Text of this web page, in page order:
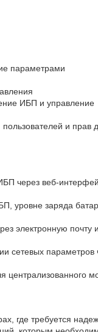
параметрами
ИБП и управление
и прав
через веб-
уровне заряда
электронную почту
сетевых параметров
централизованного
где требуется